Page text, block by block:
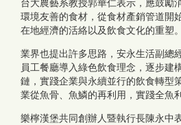
台大農藝系教授郭華仁表示，應鼓勵
環境友善的食材，從食材產銷管道開
在地經濟的活絡以及飲食文化的重塑。
業界也提出許多思路，安永生活副總
員工餐廳導入綠色飲食理念，逐步建
鏈，實踐企業與永續並行的飲食轉型
業從魚骨、魚鱗的再利用，實踐全魚利
樂檸漢堡共同創辦人暨執行長陳永中